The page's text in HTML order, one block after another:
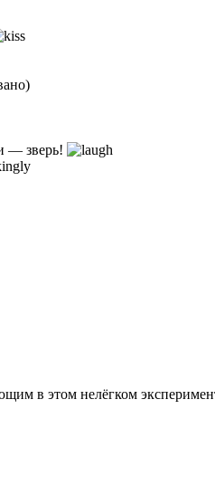
— зверь!
в этом нелёгком